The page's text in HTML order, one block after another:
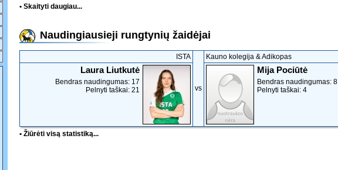
• Skaityti daugiau...
Naudingiausieji rungtynių žaidėjai
ISTA
vs
Kauno kolegija & Adikopas
Laura Liutkutė
Bendras naudingumas: 17
Pelnyti taškai: 21
Mija Pociūtė
Bendras naudingumas: 8
Pelnyti taškai: 4
• Žiūrėti visą statistiką...